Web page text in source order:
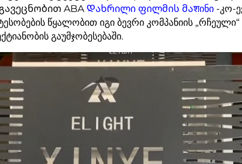
ABA Დახრილი ფილმის მაशინი -კო-
წყალობით იგი ბევრი კომპანიის
გაუმჯობესებაში.